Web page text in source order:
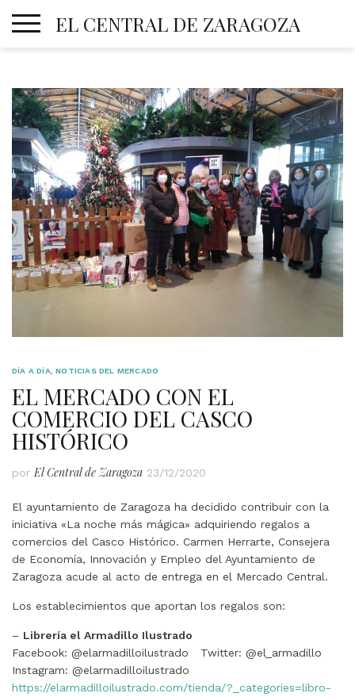
EL CENTRAL DE ZARAGOZA
DÍA A DÍA ,NOTICIAS DEL MERCADO
EL MERCADO CON EL
COMERCIO DEL CASCO
HISTÓRICO
por El Central de Zaragoza 23/12/2020
El ayuntamiento de Zaragoza ha decidido contribuir con la
iniciativa «La noche más mágica» adquiriendo regalos a
comercios del Casco Histórico. Carmen Herrarte, Consejera
de Economía, Innovación y Empleo del Ayuntamiento de
Zaragoza acude al acto de entrega en el Mercado Central.
Los establecimientos que aportan los regalos son:
– Librería el Armadillo Ilustrado
Facebook: @elarmadilloilustrado Twitter: @el_armadillo
Instagram: @elarmadilloilustrado
https://elarmadilloilustrado.com/tienda/?_categories=libro-